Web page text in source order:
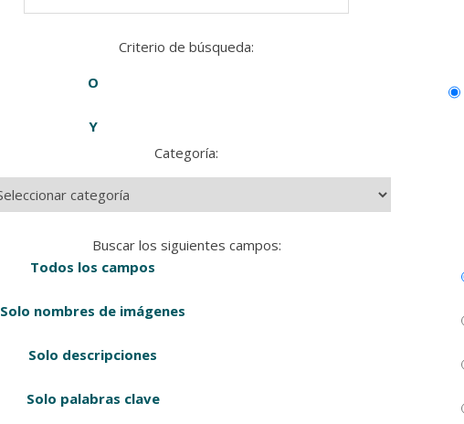
Criterio de búsqueda:
O
Y
Categoría:
Buscar los siguientes campos:
Todos los campos
Solo nombres de imágenes
Solo descripciones
Solo palabras clave